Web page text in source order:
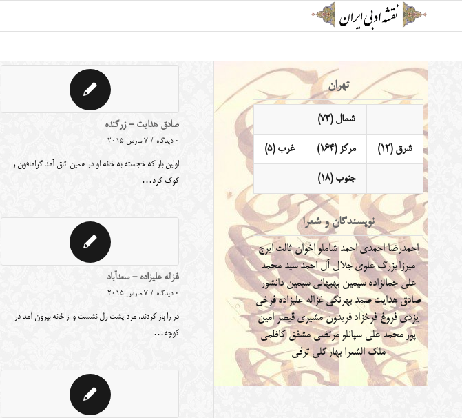
صادق هدایت - زرگنده
0 دیدگاه / 7 مارس 2015
اولین بار که خجسته به خانه او در همین اتاق آمد گرامافون را
کوک کرد…
غزاله علیزاده - سعدآباد
0 دیدگاه / 7 مارس 2015
در را باز کردند، مرد پشت رل نشست و از خانه بیرون آمد در
کوچه…
تهران
شمال (73)
شرق (12) مرکز (164) غرب (5)
جنوب (18)
نویسندگان و شعرا
احمدرضا احمدیاحمد شاملواخوان ثالث ایرج
میرزابزرگ علوی جلال آل احمد سید محمد
علی جمالزاده سیمین بهبهانیسیمین دانشور
صادق هدایتصمد بهرنگیغزاله علیزادهفرخی
یزدیفروغ فرخزاد فریدون مشیری قیصر امین
پور محمد علی سپانلو مرتضی مشفق کاظمی
ملک الشعرا بهارگلی ترقی